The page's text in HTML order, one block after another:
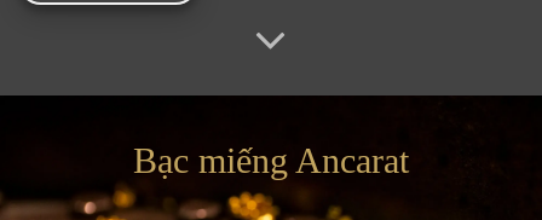
Bạc miếng Ancarat